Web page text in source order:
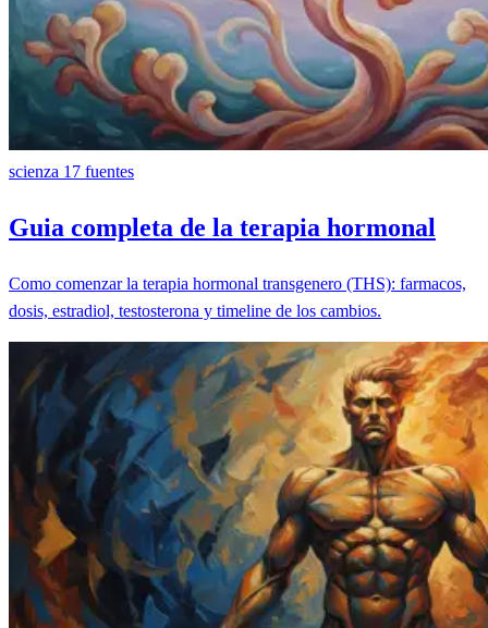
scienza 17 fuentes
Guia completa de la terapia hormonal
Como comenzar la terapia hormonal transgenero (THS): farmacos,
dosis, estradiol, testosterona y timeline de los cambios.